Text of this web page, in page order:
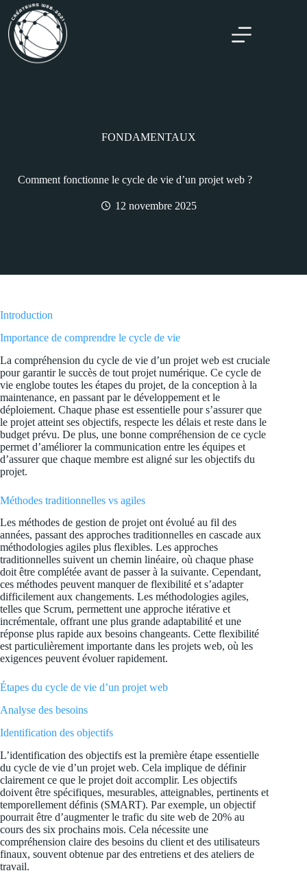
FONDAMENTAUX
Comment fonctionne le cycle de vie d’un projet web ?
12 novembre 2025
Introduction
Importance de comprendre le cycle de vie
La compréhension du cycle de vie d’un projet web est cruciale
pour garantir le succès de tout projet numérique. Ce cycle de
vie englobe toutes les étapes du projet, de la conception à la
maintenance, en passant par le développement et le
déploiement. Chaque phase est essentielle pour s’assurer que
le projet atteint ses objectifs, respecte les délais et reste dans le
budget prévu. De plus, une bonne compréhension de ce cycle
permet d’améliorer la communication entre les équipes et
d’assurer que chaque membre est aligné sur les objectifs du
projet.
Méthodes traditionnelles vs agiles
Les méthodes de gestion de projet ont évolué au fil des
années, passant des approches traditionnelles en cascade aux
méthodologies agiles plus flexibles. Les approches
traditionnelles suivent un chemin linéaire, où chaque phase
doit être complétée avant de passer à la suivante. Cependant,
ces méthodes peuvent manquer de flexibilité et s’adapter
difficilement aux changements. Les méthodologies agiles,
telles que Scrum, permettent une approche itérative et
incrémentale, offrant une plus grande adaptabilité et une
réponse plus rapide aux besoins changeants. Cette flexibilité
est particulièrement importante dans les projets web, où les
exigences peuvent évoluer rapidement.
Étapes du cycle de vie d’un projet web
Analyse des besoins
Identification des objectifs
L’identification des objectifs est la première étape essentielle
du cycle de vie d’un projet web. Cela implique de définir
clairement ce que le projet doit accomplir. Les objectifs
doivent être spécifiques, mesurables, atteignables, pertinents et
temporellement définis (SMART). Par exemple, un objectif
pourrait être d’augmenter le trafic du site web de 20% au
cours des six prochains mois. Cela nécessite une
compréhension claire des besoins du client et des utilisateurs
finaux, souvent obtenue par des entretiens et des ateliers de
travail.